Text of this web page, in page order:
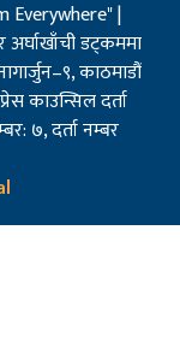
Everywhere" |
डट्कममा
काठमाडौं
काउन्सिल दर्ता
७, दर्ता नम्बर